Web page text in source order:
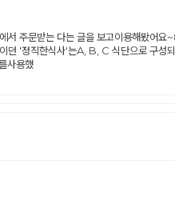
주문받는 다는 글을 보고이용해봤어요
이던 '정직한식사'는A, B, C 식단으로
사용했